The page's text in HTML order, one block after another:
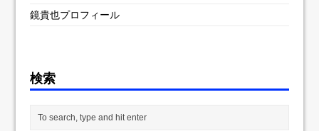
鏡貴也プロフィール
検索